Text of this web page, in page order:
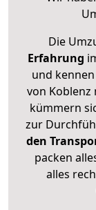
Die
Erfahrung
und
von Koblenz
kümmern
zur
den
packen
alles